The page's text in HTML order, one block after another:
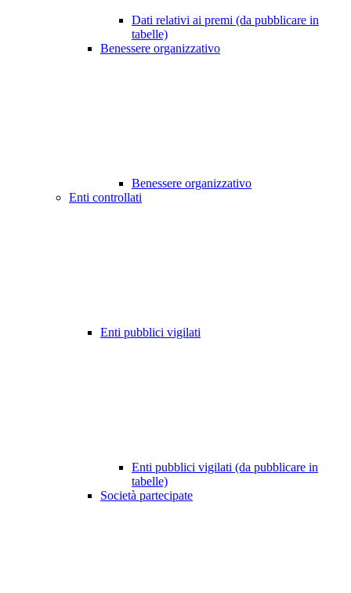
Dati relativi ai premi (da pubblicare in
tabelle)
Benessere organizzativo
Benessere organizzativo
Enti controllati
Enti pubblici vigilati
Enti pubblici vigilati (da pubblicare in
tabelle)
Società partecipate